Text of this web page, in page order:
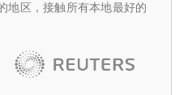
地区，接触所有本地最好的